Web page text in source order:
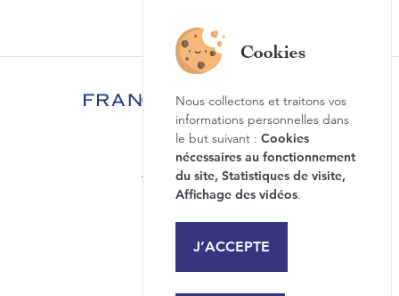
Nous collectons et traitons vos
informations personnelles dans
le but suivant : Cookies
nécessaires au fonctionnement
du site, Statistiques de visite,
Affichage des vidéos.
J’ACCEPTE
Foire aux questions
Actualités & Agenda
Newsletter